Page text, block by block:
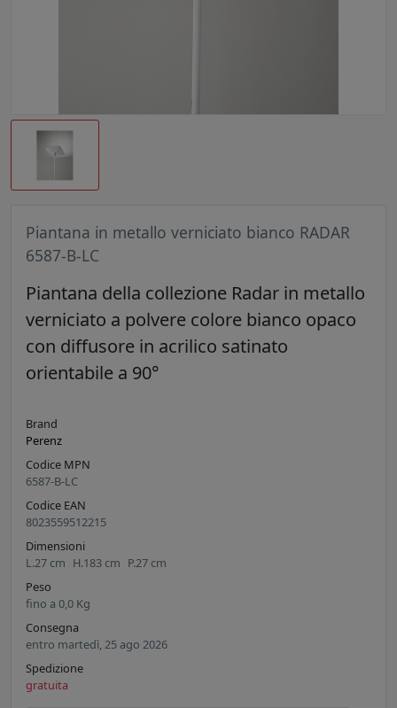
Piantana in metallo verniciato bianco RADAR
6587-B-LC
Piantana della collezione Radar in metallo
verniciato a polvere colore bianco opaco
con diffusore in acrilico satinato
orientabile a 90°
Brand
Perenz
Codice MPN
6587-B-LC
Codice EAN
8023559512215
Dimensioni
L.27 cm H.183 cm P.27 cm
Peso
fino a 0,0 Kg
Consegna
entro martedì, 25 ago 2026
Spedizione
gratuita